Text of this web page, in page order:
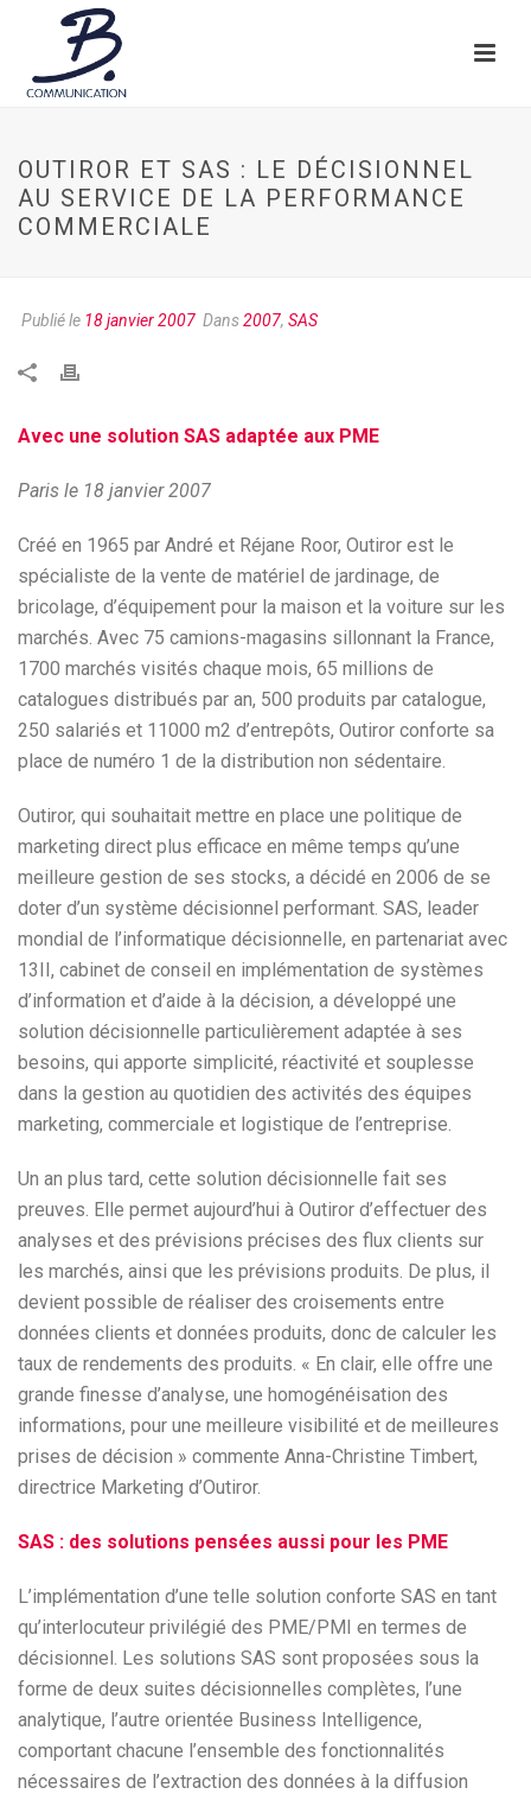
OUTIROR ET SAS : LE DÉCISIONNEL
AU SERVICE DE LA PERFORMANCE
COMMERCIALE
Publié le 18 janvier 2007 Dans2007, SAS
Avec une solution SAS adaptée aux PME
Paris le 18 janvier 2007
Créé en 1965 par André et Réjane Roor, Outiror est le
spécialiste de la vente de matériel de jardinage, de
bricolage, d’équipement pour la maison et la voiture sur les
marchés. Avec 75 camions-magasins sillonnant la France,
1700 marchés visités chaque mois, 65 millions de
catalogues distribués par an, 500 produits par catalogue,
250 salariés et 11000 m2 d’entrepôts, Outiror conforte sa
place de numéro 1 de la distribution non sédentaire.
Outiror, qui souhaitait mettre en place une politique de
marketing direct plus efficace en même temps qu’une
meilleure gestion de ses stocks, a décidé en 2006 de se
doter d’un système décisionnel performant. SAS, leader
mondial de l’informatique décisionnelle, en partenariat avec
13II, cabinet de conseil en implémentation de systèmes
d’information et d’aide à la décision, a développé une
solution décisionnelle particulièrement adaptée à ses
besoins, qui apporte simplicité, réactivité et souplesse
dans la gestion au quotidien des activités des équipes
marketing, commerciale et logistique de l’entreprise.
Un an plus tard, cette solution décisionnelle fait ses
preuves. Elle permet aujourd’hui à Outiror d’effectuer des
analyses et des prévisions précises des flux clients sur
les marchés, ainsi que les prévisions produits. De plus, il
devient possible de réaliser des croisements entre
données clients et données produits, donc de calculer les
taux de rendements des produits. « En clair, elle offre une
grande finesse d’analyse, une homogénéisation des
informations, pour une meilleure visibilité et de meilleures
prises de décision » commente Anna-Christine Timbert,
directrice Marketing d’Outiror.
SAS : des solutions pensées aussi pour les PME
L’implémentation d’une telle solution conforte SAS en tant
qu’interlocuteur privilégié des PME/PMI en termes de
décisionnel. Les solutions SAS sont proposées sous la
forme de deux suites décisionnelles complètes, l’une
analytique, l’autre orientée Business Intelligence,
comportant chacune l’ensemble des fonctionnalités
nécessaires de l’extraction des données à la diffusion